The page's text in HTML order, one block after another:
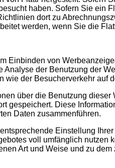
haben. Sofern Sie
dort zu
werden, wenn Sie die
Einbinden von
der Benutzung der
der Besucherverkehr auf
über die Benutzung
gespeichert. Diese
Daten zusammenführen.
Einstellung
voll umfänglich
Art und Weise und zu